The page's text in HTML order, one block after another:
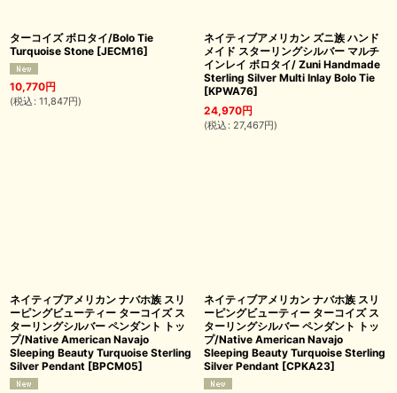
ターコイズ ボロタイ/Bolo Tie
Turquoise Stone [JECM16]
10,770円
(税込 : 11,847円)
ネイティブアメリカン ズニ族 ハンド
メイド スターリングシルバー マルチ
インレイ ボロタイ/ Zuni Handmade
Sterling Silver Multi Inlay Bolo Tie
[KPWA76]
24,970円
(税込 : 27,467円)
ネイティブアメリカン ナバホ族 スリ
ーピングビューティー ターコイズ ス
ターリングシルバー ペンダント トッ
プ/Native American Navajo
Sleeping Beauty Turquoise Sterling
Silver Pendant [BPCM05]
ネイティブアメリカン ナバホ族 スリ
ーピングビューティー ターコイズ ス
ターリングシルバー ペンダント トッ
プ/Native American Navajo
Sleeping Beauty Turquoise Sterling
Silver Pendant [CPKA23]